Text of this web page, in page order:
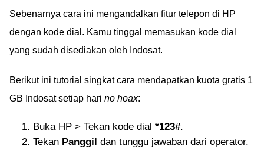
cek di sini!
Sebenarnya cara ini mengandalkan fitur telepon di HP
dengan kode dial. Kamu tinggal memasukan kode dial
yang sudah disediakan oleh Indosat.
Berikut ini tutorial singkat cara mendapatkan kuota gratis 1
GB Indosat setiap hari no hoax:
Buka HP > Tekan kode dial *123#.
Tekan Panggil dan tunggu jawaban dari operator.